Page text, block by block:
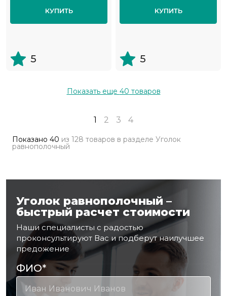
КУПИТЬ
5
КУПИТЬ
5
Показать еще 40 товаров
1 2 3 4
Показано 40 из 128 товаров в разделе Уголок
равнополочный
Уголок равнополочный –
быстрый расчет стоимости
Наши специалисты с радостью
проконсультируют Вас и подберут наилучшее
предожение
ФИО*